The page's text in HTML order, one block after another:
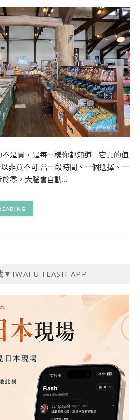
是貴，是每一樣你都知道－它真的值
非買不可 當一段時間、一個選擇、一
零，大腦會自動…
▼IWAFU FLASH APP